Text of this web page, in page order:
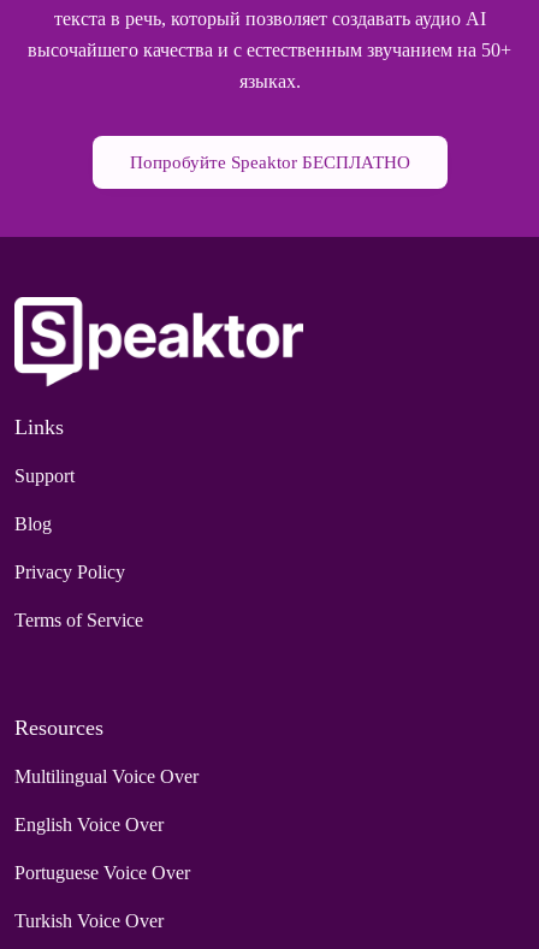
текста в речь, который позволяет создавать аудио AI
высочайшего качества и с естественным звучанием на 50+
языках.
Попробуйте Speaktor БЕСПЛАТНО
Links
Support
Blog
Privacy Policy
Terms of Service
Resources
Multilingual Voice Over
English Voice Over
Portuguese Voice Over
Turkish Voice Over